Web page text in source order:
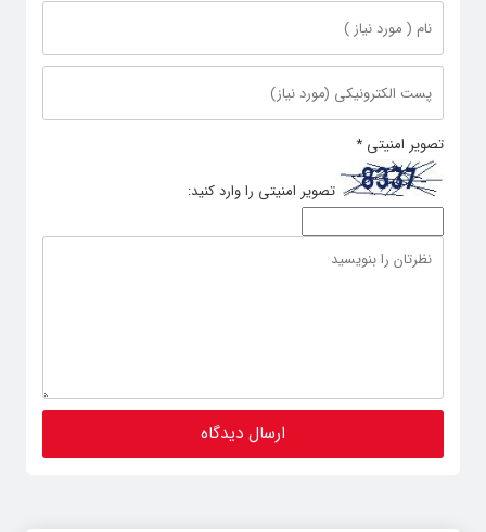
تصویر امنیتی *
تصویر امنیتی را وارد کنید: